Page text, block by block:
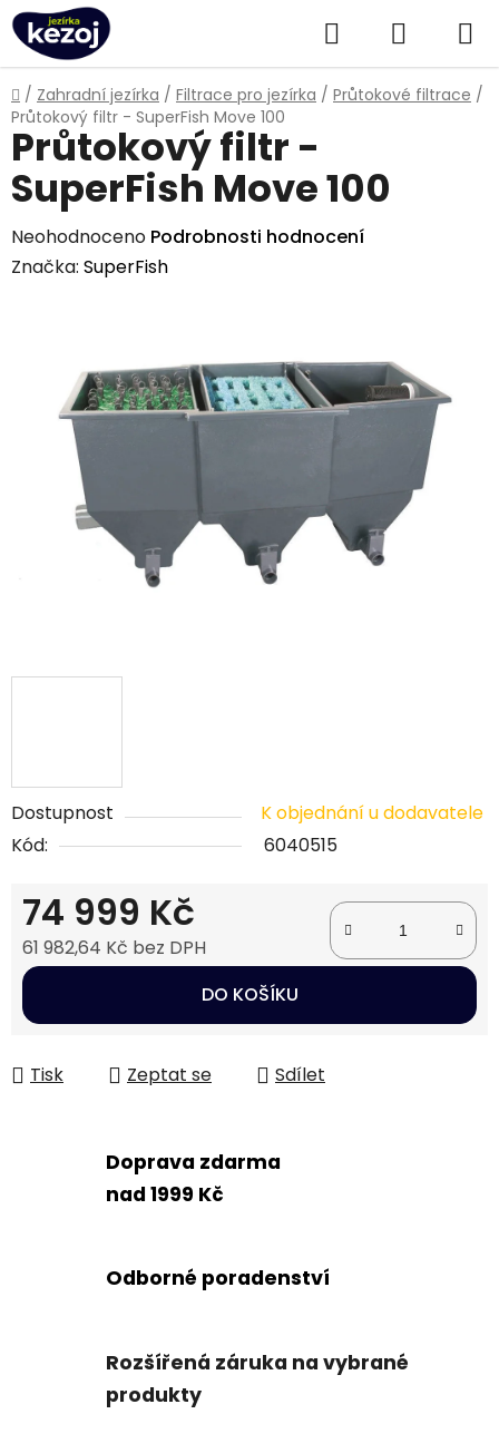
Přejít
na
obsah
Hledat
KOŠÍK
Domů
/ Zahradní jezírka / Filtrace pro jezírka / Průtokové filtrace /
Průtokový filtr - SuperFish Move 100
Dostupnost
K objednání u dodavatele
Kód:
6040515
74 999 Kč
61 982,64 Kč bez DPH
Měrná cena:
DO KOŠÍKU
Tisk Zeptat se Sdílet
Průtokový filtr -
SuperFish Move 100
Průměrné
hodnocení
hvězdiček.
Neohodnoceno Podrobnosti hodnocení
Značka: SuperFish
Doprava zdarma
nad 1999 Kč
Odborné poradenství
Rozšířená záruka na vybrané
produkty